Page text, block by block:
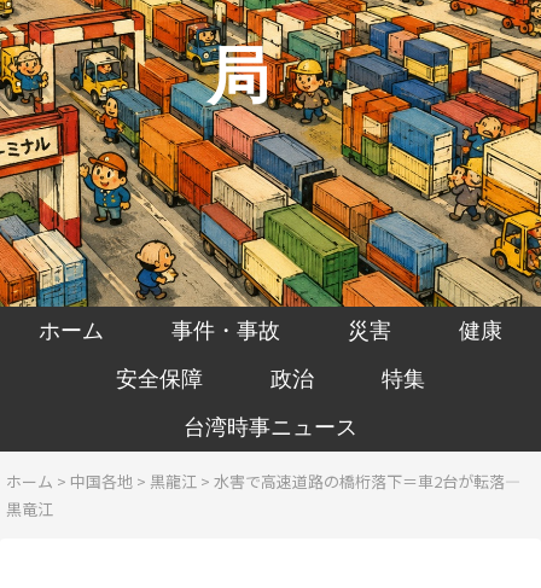
局
ホーム 事件・事故 災害
健康
安全保障
政治
特集
台湾時事ニュース
ホーム > 中国各地 > 黒龍江 >水害で高速道路の橋桁落下＝車2台が転落―
黒竜江